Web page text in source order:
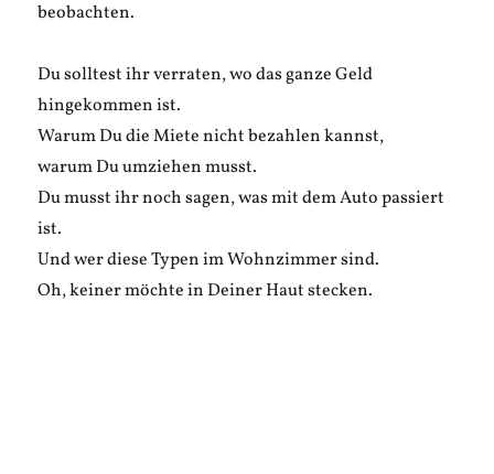
beobachten.
Du solltest ihr verraten, wo das ganze Geld
hingekommen ist.
Warum Du die Miete nicht bezahlen kannst,
warum Du umziehen musst.
Du musst ihr noch sagen, was mit dem Auto passiert
ist.
Und wer diese Typen im Wohnzimmer sind.
Oh, keiner möchte in Deiner Haut stecken.